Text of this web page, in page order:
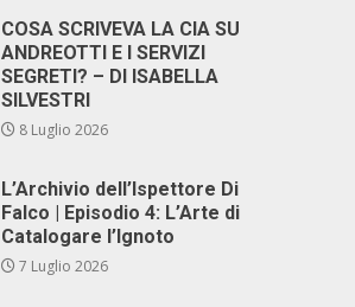
COSA SCRIVEVA LA CIA SU
ANDREOTTI E I SERVIZI
SEGRETI? – DI ISABELLA
SILVESTRI
8 Luglio 2026
L’Archivio dell’Ispettore Di
Falco | Episodio 4: L’Arte di
Catalogare l’Ignoto
7 Luglio 2026